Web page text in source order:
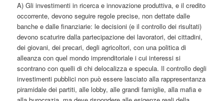
A) Gli investimenti in ricerca e innovazione produttiva, e il credito
occorrente, devono seguire regole precise, non dettate dalle
banche e dalle finanziarie: le decisioni (e il controllo dei risultati)
devono scaturire dalla partecipazione dei lavoratori, dei cittadini,
dei giovani, dei precari, degli agricoltori, con una politica di
alleanza con quel mondo imprenditoriale i cui interessi si
scontrano con quelli di chi delocalizza e specula. Il controllo degli
investimenti pubblici non può essere lasciato alla rappresentanza
piramidale dei partiti, alle lobby, alle grandi famiglie, alla mafia e